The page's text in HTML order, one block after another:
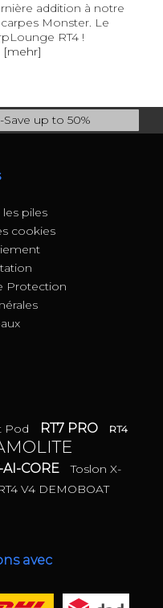
addition à notre
Monster. Le
RT4 !
[mehr]
Save up to 50%
piles
cookies
Protection
Pod RT7 PRO
RT4
AI-CORE
Toslon X-
V4 DEMOBOAT
avec